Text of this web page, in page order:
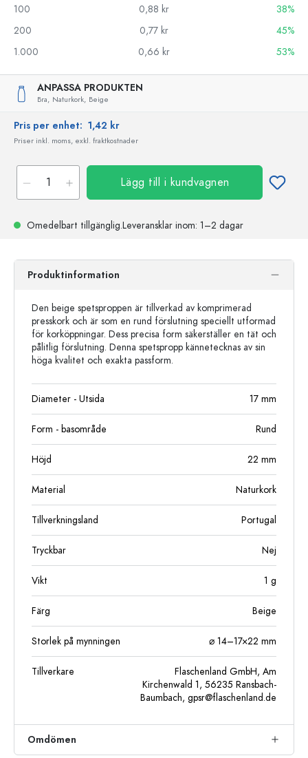
100
0,88 kr
38%
200
0,77 kr
45%
1.000
0,66 kr 53%
ANPASSA PRODUKTEN
Bra, Naturkork, Beige
Pris per enhet: 1,42 kr
Priser inkl. moms, exkl. fraktkostnader
Lägg till i kundvagnen
Omedelbart tillgänglig.Leveransklar inom: 1–2 dagar
Produktinformation
Den beige spetsproppen är tillverkad av komprimerad
presskork och är som en rund förslutning speciellt utformad
för korköppningar. Dess precisa form säkerställer en tät och
pålitlig förslutning. Denna spetspropp kännetecknas av sin
höga kvalitet och exakta passform.
Diameter - Utsida 17 mm
Form - basområde Rund
Höjd 22 mm
Material Naturkork
Tillverkningsland Portugal
Tryckbar Nej
Vikt 1 g
Färg Beige
Storlek på mynningen ⌀ 14–17×22 mm
Tillverkare
Flaschenland GmbH, Am
Kirchenwald 1, 56235 Ransbach-
Baumbach, gpsr@flaschenland.de
Omdömen